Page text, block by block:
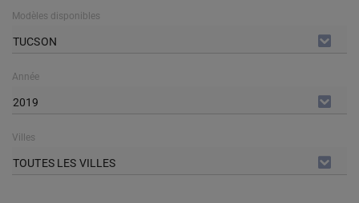
Modèles disponibles
TUCSON
Année
2019
Villes
TOUTES LES VILLES